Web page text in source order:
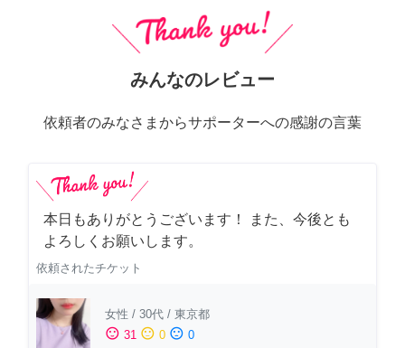
みんなのレビュー
依頼者のみなさまからサポーターへの感謝の言葉
本日もありがとうございます！ また、今後とも
よろしくお願いします。
依頼されたチケット
女性 / 30代 / 東京都
sentiment_satisfied 31 sentiment_neutral 0 sentiment_dissatisfied 0